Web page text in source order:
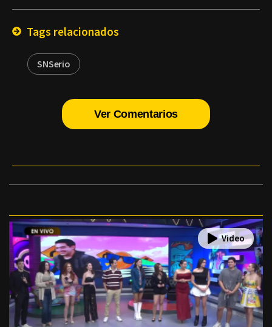
Tags relacionados
SNSerio
Ver Comentarios